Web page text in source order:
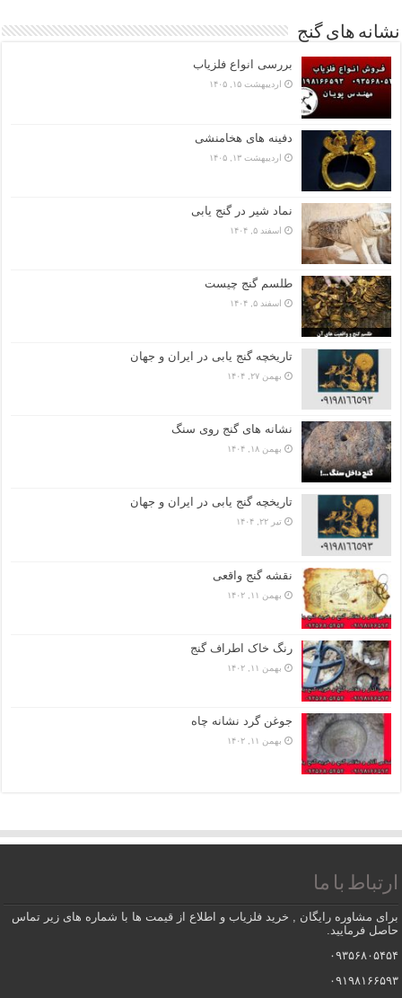
نشانه های گنج
بررسی انواع فلزیاب
اردیبهشت ۱۵, ۱۴۰۵
دفینه های هخامنشی
اردیبهشت ۱۳, ۱۴۰۵
نماد شیر در گنج یابی
اسفند ۵, ۱۴۰۴
طلسم گنج چیست
اسفند ۵, ۱۴۰۴
تاریخچه گنج‌ یابی در ایران و جهان
بهمن ۲۷, ۱۴۰۴
نشانه های گنج روی سنگ
بهمن ۱۸, ۱۴۰۴
تاریخچه گنج‌ یابی در ایران و جهان
تیر ۲۲, ۱۴۰۴
نقشه گنج واقعی
بهمن ۱۱, ۱۴۰۲
رنگ خاک اطراف گنج
بهمن ۱۱, ۱۴۰۲
جوغن گرد نشانه چاه
بهمن ۱۱, ۱۴۰۲
ارتباط با ما
برای مشاوره رایگان , خرید فلزیاب و اطلاع از قیمت ها با شماره های زیر تماس
حاصل فرمایید.
۰۹۳۵۶۸۰۵۴۵۴
۰۹۱۹۸۱۶۶۵۹۳